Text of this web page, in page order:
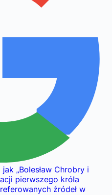
jak „Bolesław Chrobry i
pierwszego króla
źródeł w